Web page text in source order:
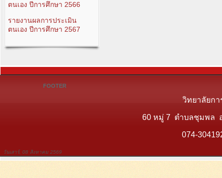
ตนเอง ปีการศึกษา 2566
รายงานผลการประเมิน
ตนเอง ปีการศึกษา 2567
FOOTER
วิทยาลัยกา
60 หมู่ 7 ตำบลชุมพล อ
074-
วันเสาร์, 08 สิงหาคม 2569